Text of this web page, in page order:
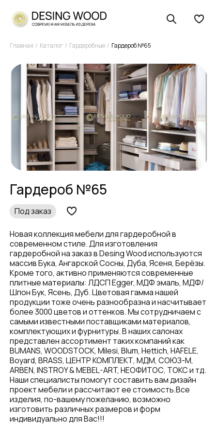
Главная Каталог Гардеробные Гардероб №65
Гардероб №65
Под заказ
Новая коллекция мебели для гардеробной в
современном стиле. Для изготовления
гардеробной на заказ в Desing Wood используются
массив Бука, Ангарской Сосны, Дуба, Ясеня, Берёзы.
Кроме того, активно применяются современные
плитные материалы: ЛДСП Egger, МДФ эмаль, МДФ/
Шпон Бук, Ясень, Дуб. Цветовая гамма нашей
продукции тоже очень разнообразна и насчитывает
более 3000 цветов и оттенков. Мы сотрудничаем с
самыми известными поставщиками материалов,
комплектующих и фурнитуры. В наших салонах
представлен ассортимент таких компаний как
BUMANS, WOODSTOCK, Milesi, Blum, Hettich, HAFELE,
Boyard, BRASS, ЦЕНТР КОМПЛЕКТ, МДМ, СОЮЗ-М,
ARBEN, INSTROY & MEBEL-ART, НЕОФИТОС, ТОКС и тд.
Наши специалисты помогут составить вам дизайн
проект мебели и рассчитают ее стоимость.Все
изделия, по-вашему пожеланию, возможно
изготовить различных размеров и форм
индивидуально для Вас!!!